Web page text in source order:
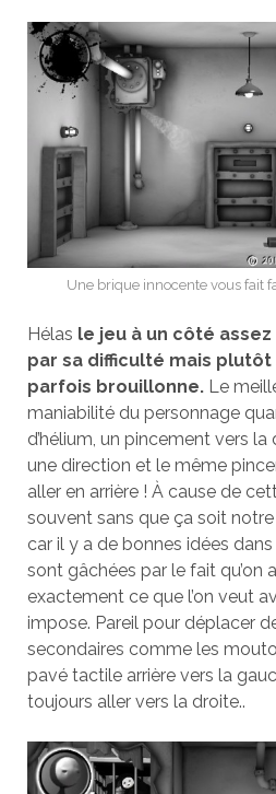
Une brique innocente vous fait
Hélas le jeu à un côté
par sa difficulté mais
parfois brouillonne.Le
maniabilité du personnage
d’hélium, un pincement vers
une direction et le même
aller en arrière ! À cause de
souvent sans que ça soit
car il y a de bonnes idées
sont gâchées par le fait qu’on
exactement ce que l’on veut
impose. Pareil pour déplacer
secondaires comme les
pavé tactile arrière vers la
toujours aller vers la droite..